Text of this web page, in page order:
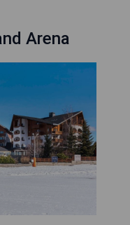
Arena